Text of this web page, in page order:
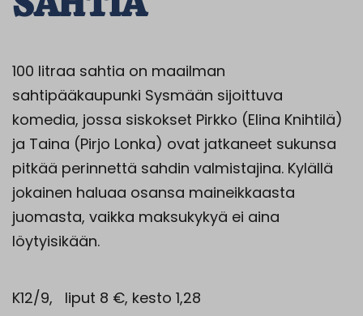
100 litraa sahtia on maailman
sahtipääkaupunki Sysmään sijoittuva
komedia, jossa siskokset Pirkko (Elina Knihtilä)
ja Taina (Pirjo Lonka) ovat jatkaneet sukunsa
pitkää perinnettä sahdin valmistajina. Kylällä
jokainen haluaa osansa maineikkaasta
juomasta, vaikka maksukykyä ei aina
löytyisikään.
K12/9, liput 8 €, kesto 1,28